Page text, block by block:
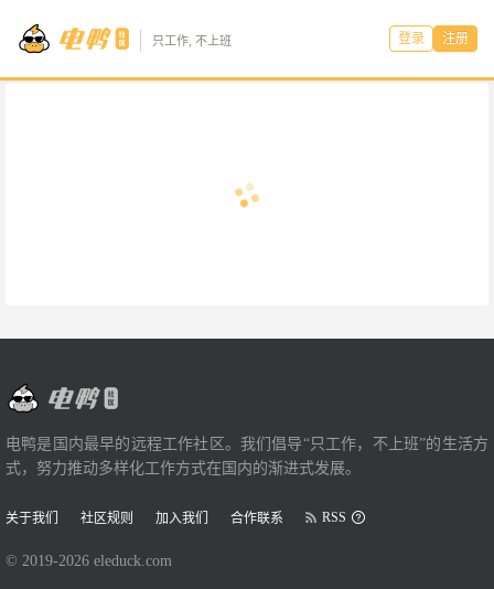
只工作, 不上班 登录 注册
电鸭是国内最早的远程工作社区。我们倡导“只工作，不上班”的生活方
式，努力推动多样化工作方式在国内的渐进式发展。
关于我们 社区规则 加入我们 合作联系 RSS
© 2019-2026 eleduck.com